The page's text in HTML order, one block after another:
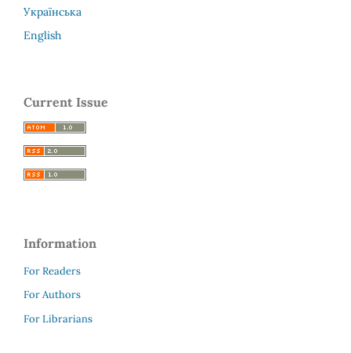
Українська
English
Current Issue
Information
For Readers
For Authors
For Librarians